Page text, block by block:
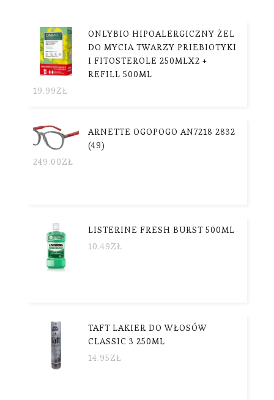
ONLYBIO HIPOALERGICZNY ŻEL
DO MYCIA TWARZY PRIEBIOTYKI
I FITOSTEROLE 250MLX2 +
REFILL 500ML
19.99ZŁ
ARNETTE OGOPOGO AN7218 2832
(49)
249.00ZŁ
LISTERINE FRESH BURST 500ML
10.49ZŁ
TAFT LAKIER DO WŁOSÓW
CLASSIC 3 250ML
14.95ZŁ